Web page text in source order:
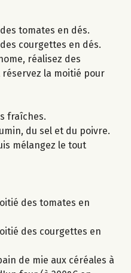
tomates en dés.
courgettes en dés.
réalisez des
la moitié pour
fraîches.
du sel et du poivre.
mélangez le tout
des tomates en
des courgettes en
de mie aux céréales à